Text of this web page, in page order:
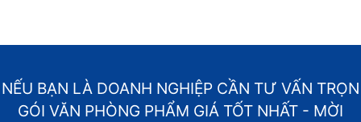
NẾU BẠN LÀ DOANH NGHIỆP CẦN TƯ VẤN TRỌN
GÓI VĂN PHÒNG PHẨM GIÁ TỐT NHẤT - MỜI